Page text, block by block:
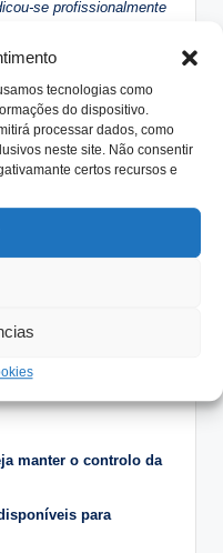
tecnologias como
do dispositivo.
processar dados, como
neste site. Não consentir
certos recursos e
se profissionalmente
a longa tradição
estilo de vinho do
muito imersa no seu
e a esposa –
o nome à empresa.
efetuando a transição
manter o controlo da
para